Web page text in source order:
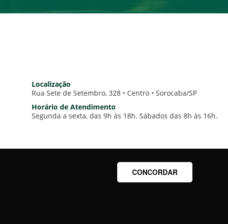
Localização
Rua Sete de Setembro, 328 • Centro • Sorocaba/SP
Horário de Atendimento
Segunda a sexta, das 9h às 18h. Sábados das 8h às 16h.
CONCORDAR